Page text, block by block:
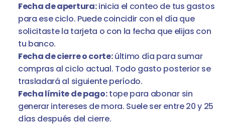
Fecha de apertura: inicia el conteo de tus gastos
para ese ciclo. Puede coincidir con el día que
solicitaste la tarjeta o con la fecha que elijas con
tu banco.
Fecha de cierre o corte: último día para sumar
compras al ciclo actual. Todo gasto posterior se
trasladará al siguiente período.
Fecha límite de pago: tope para abonar sin
generar intereses de mora. Suele ser entre 20 y 25
días después del cierre.